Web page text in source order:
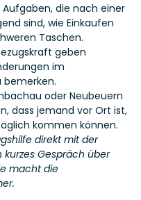
die nach einer
sind, wie Einkaufen
Taschen.
geben
im
bemerken.
oder Neubeuern
dass jemand vor Ort ist,
kommen können.
direkt mit der
Gespräch über
macht die